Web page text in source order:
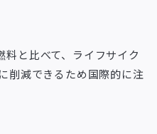
と比べて、ライフサイク
削減できるため国際的に注